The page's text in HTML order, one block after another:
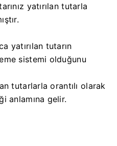
yatırılan tutarla
yatırılan tutarın
sistemi olduğunu
tutarlarla orantılı olarak
anlamına gelir.